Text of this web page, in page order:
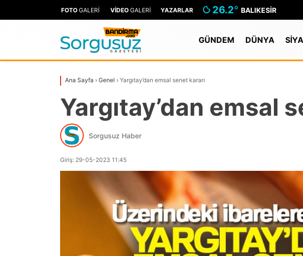
FOTO GALERİ VİDEO GALERİ YAZARLAR 26.2° BALIKESIR
GÜNDEM DÜNYA
Ana Sayfa › Genel › Yargıtay’dan emsal senet kararı
Yargıtay’dan emsal
Sorgusuz Haber
Giriş: 29-05-2023 11:45